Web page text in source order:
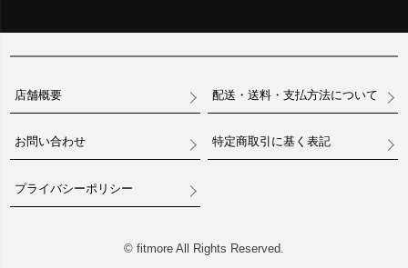
店舗概要 配送・送料・支払方法について
お問い合わせ 特定商取引に基く表記
プライバシーポリシー
© fitmore All Rights Reserved.